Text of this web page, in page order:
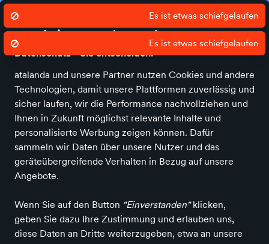
Wir nutzen Cookies um unsere Dienste
zu erbringen und zu verbessern.
Datenschutz - Sie entscheiden!
atalanda und unsere Partner nutzen Cookies und andere
Technologien, damit unsere Plattformen zuverlässig und
sicher laufen, wir die Performance nachvollziehen und
Ihnen in Zukunft möglichst relevante Inhalte und
personalisierte Werbung zeigen können. Dafür
sammeln wir Daten über unsere Nutzer und das
geräteübergreifende Verhalten in Bezug auf unsere
Angebote.
Wenn Sie auf den Button "Einverstanden"klicken,
geben Sie dazu Ihre Zustimmung und erlauben uns,
diese Daten an Dritte weiterzugeben, etwa an unsere
Alle Kategorien Neuheiten Angebote Fashion & Accessoires
Eventsin Günzburg
FILTER
LEGOLAND - LEGO® Festival
Nach der erfolgreichen Premiere des LEGO Festivals im
Es ist etwas schiefgelaufen
Es ist etwas schiefgelaufen